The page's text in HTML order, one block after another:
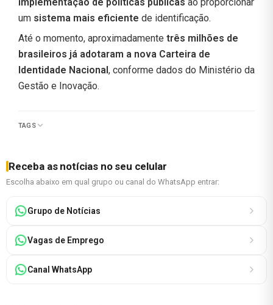
um sistema mais eficiente de identificação.
Até o momento, aproximadamente três milhões de
brasileiros já adotaram a nova Carteira de
Identidade Nacional, conforme dados do Ministério da
Gestão e Inovação.
TAGS
Receba as notícias no seu celular
Escolha abaixo em qual grupo ou canal do WhatsApp entrar:
Grupo de Notícias
Vagas de Emprego
Canal WhatsApp